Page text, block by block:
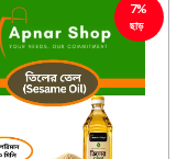
7%
ছাড়